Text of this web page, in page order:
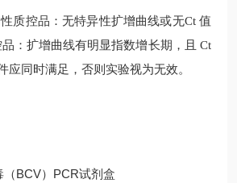
性质控品：无特异性扩增曲线或无Ct值
：扩增曲线有明显指数增长期，且 Ct
应同时满足，否则实验视为无效。
（BCV）PCR试剂盒